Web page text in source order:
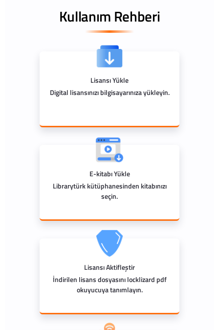
Kullanım Rehberi
Lisansı Yükle
Digital lisansınızı bilgisayarınıza yükleyin.
E-kitabı Yükle
Librarytürk kütüphanesinden kitabınızı
seçin.
Lisansı Aktifleştir
İndirilen lisans dosyasını locklizard pdf
okuyucuya tanımlayın.